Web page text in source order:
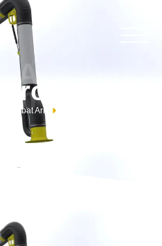
Acrobat
Arm
Acrobat Arm